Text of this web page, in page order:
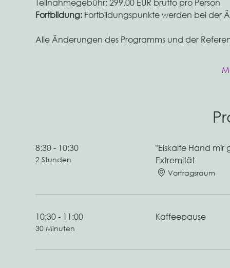
Teilnahmegebühr: 299,00 EUR brutto pro Person
Fortbildung: Fortbildungspunkte werden bei der
Alle Änderungen des Programms und der
8:30 - 10:30
2 Stunden
"Eiskalte Hand
Extremität
Vortragsraum
10:30 - 11:00
30 Minuten
Kaffeepause